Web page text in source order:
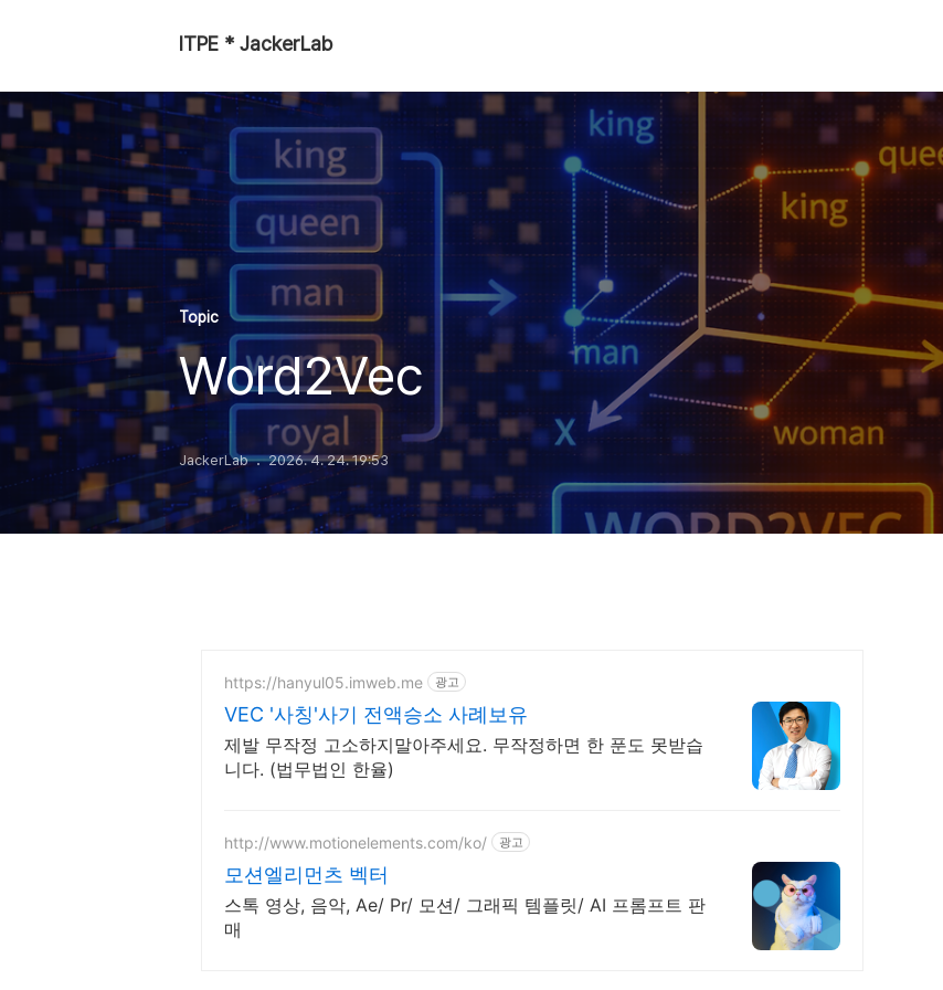
ITPE * JackerLab
Topic
Word2Vec
JackerLab 2026. 4. 24. 19:53
https://hanyul05.imweb.me 광고
VEC '사칭'사기 전액승소 사례보유
제발 무작정 고소하지말아주세요. 무작정하면 한 푼도 못받습
니다. (법무법인 한율)
http://www.motionelements.com/ko/ 광고
모션엘리먼츠 벡터
스톡 영상, 음악, Ae/ Pr/ 모션/ 그래픽 템플릿/ AI 프롬프트 판
매